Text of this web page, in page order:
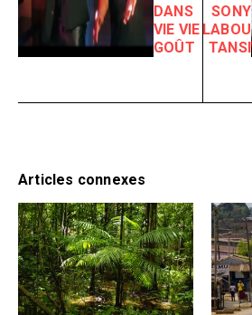
DANS
VIE VIE
GOÛT
SONY
LABOU
TANSI
Articles connexes